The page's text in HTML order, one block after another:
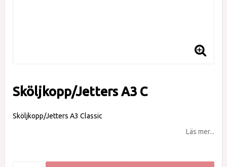
Sköljkopp/Jetters A3 C
Sköljkopp/Jetters A3 Classic
Läs mer...